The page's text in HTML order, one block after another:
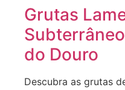
Grutas
do Douro
Descubra as grutas